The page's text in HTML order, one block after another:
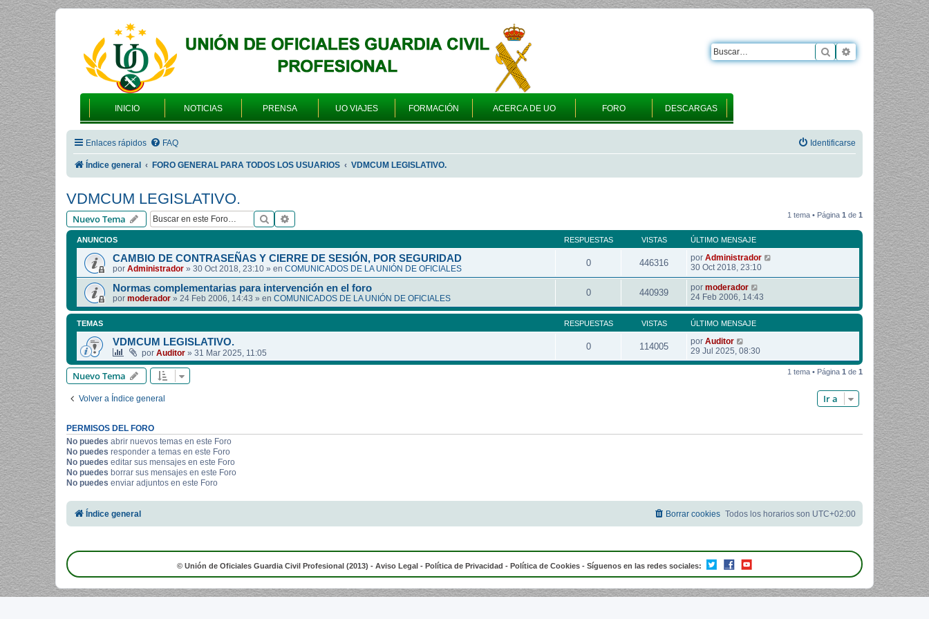
INICIO NOTICIAS PRENSA UO VIAJES FORMACIÓN ACERCA DE UO FORO DESCARGAS
Buscar Búsqueda
Enlaces rápidos FAQ Identificarse
Índice general FORO GENERAL PARA TODOS LOS USUARIOS VDMCUM LEGISLATIVO.
VDMCUM LEGISLATIVO.
Nuevo Tema Buscar 1 tema • Página 1 de 1
ANUNCIOS RESPUESTAS VISTAS ÚLTIMO MENSAJE
CAMBIO DE CONTRASEÑAS Y CIERRE DE SESIÓN, POR SEGURIDAD
por Administrador » 30 Oct 2018, 23:10 » en COMUNICADOS DE LA UNIÓN DE OFICIALES
0 446316 por Administrador
30 Oct 2018, 23:10
Normas complementarias para intervención en el foro
por moderador » 24 Feb 2006, 14:43 » en COMUNICADOS DE LA UNIÓN DE OFICIALES
0 440939 por moderador
24 Feb 2006, 14:43
TEMAS RESPUESTAS VISTAS ÚLTIMO MENSAJE
VDMCUM LEGISLATIVO.
por Auditor » 31 Mar 2025, 11:05
0 114005 por Auditor
29 Jul 2025, 08:30
Nuevo Tema 1 tema • Página 1 de 1
Volver a Índice general Ir a
PERMISOS DEL FORO
No puedes abrir nuevos temas en este Foro
No puedes responder a temas en este Foro
No puedes editar sus mensajes en este Foro
No puedes borrar sus mensajes en este Foro
No puedes enviar adjuntos en este Foro
Índice general Todos los horarios son UTC+02:00
Borrar cookies
© Unión de Oficiales Guardia Civil Profesional (2013) - Aviso Legal - Política de Privacidad - Política de Cookies - Síguenos en las redes sociales: